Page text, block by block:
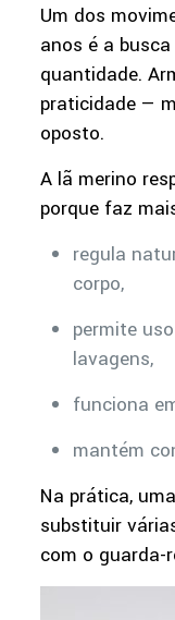
Um dos
anos é a
quantidade.
praticidade —
oposto.
A lã merino
porque faz
regula
corpo,
permite
lavagens,
funciona
mantém
Na prática,
substituir
com o guarda-